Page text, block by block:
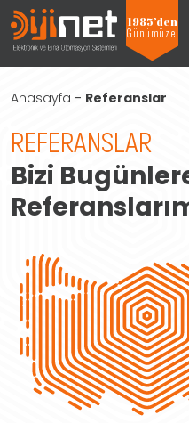
1985’den
Günümüze
Anasayfa - Referanslar
REFERANSLAR
Bizi